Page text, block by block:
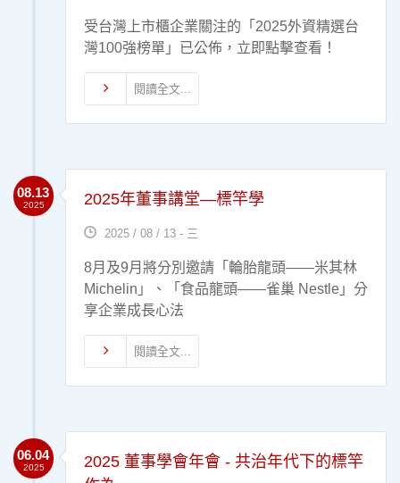
受台灣上市櫃企業關注的「2025外資精選台
灣100強榜單」已公佈，立即點擊查看！
閱讀全文...
08.13
2025 2025年董事講堂―標竿學
2025 / 08 / 13 - 三
8月及9月將分別邀請「輪胎龍頭——米其林
Michelin」、「食品龍頭——雀巢 Nestle」分
享企業成長心法
閱讀全文...
06.04
2025
2025 董事學會年會 - 共治年代下的標竿